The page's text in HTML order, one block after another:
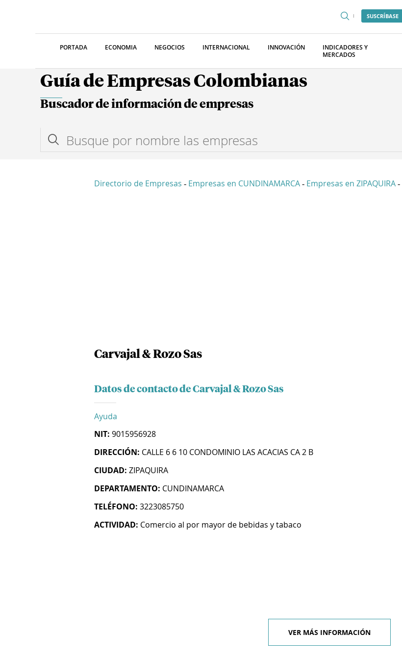
SUSCRÍBASE
PORTADA ECONOMIA NEGOCIOS INTERNACIONAL INNOVACIÓN
INDICADORES Y
MERCADOS
Guía de Empresas Colombianas
Buscador de información de empresas
Directorio de Empresas - Empresas en CUNDINAMARCA - Empresas en ZIPAQUIRA -
Carvajal & Rozo Sas
Datos de contacto de Carvajal & Rozo Sas
Ayuda
NIT: 9015956928
DIRECCIÓN: CALLE 6 6 10 CONDOMINIO LAS ACACIAS CA 2 B
CIUDAD: ZIPAQUIRA
DEPARTAMENTO: CUNDINAMARCA
TELÉFONO: 3223085750
ACTIVIDAD: Comercio al por mayor de bebidas y tabaco
VER MÁS INFORMACIÓN